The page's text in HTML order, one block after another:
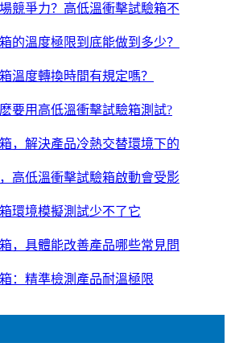
競爭力？高低溫衝擊試驗箱不
的溫度極限到底能做到多少？
溫度轉換時間有規定嗎？
要用高低溫衝擊試驗箱測試?
，解決產品冷熱交替環境下的
高低溫衝擊試驗箱啟動會受影
環境模擬測試少不了它
，具體能改善產品哪些常見問
：精準檢測產品耐溫極限